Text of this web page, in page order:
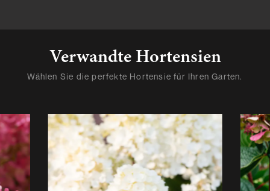
Wählen Sie die perfekte Hortensie für Ihren Garten.
Verwandte Hortensien